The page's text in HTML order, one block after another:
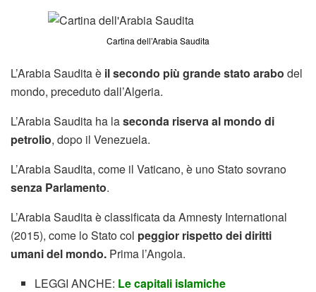
Cartina dell’Arabia Saudita
L’Arabia Saudita è il secondo più grande stato arabo del
mondo, preceduto dall’Algeria.
L’Arabia Saudita ha laseconda riserva al mondo di
petrolio, dopo il Venezuela.
L’Arabia Saudita, come il Vaticano, è uno Stato sovrano
senza Parlamento.
L’Arabia Saudita è classificata da Amnesty International
(2015), come lo Stato col peggior rispetto dei diritti
umani del mondo. Prima l’Angola.
LEGGI ANCHE: Le capitali islamiche